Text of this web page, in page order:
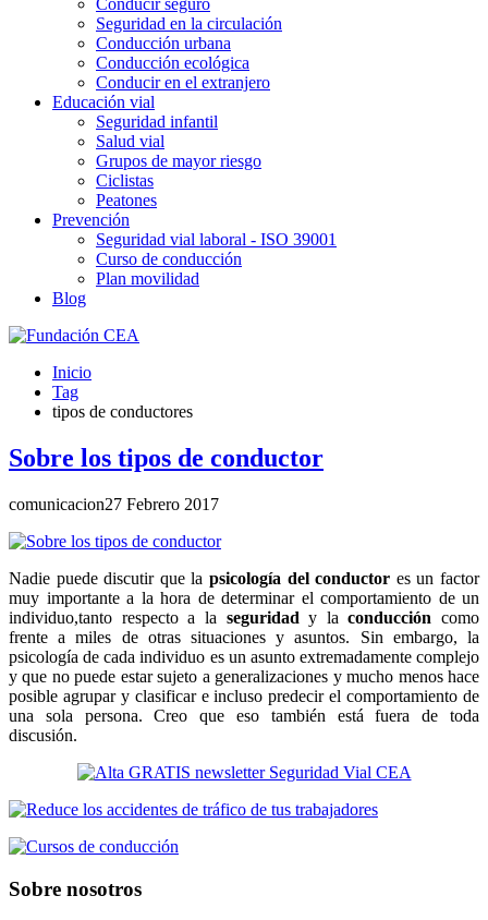
Conducir seguro
Seguridad en la circulación
Conducción urbana
Conducción ecológica
Conducir en el extranjero
Educación vial
Seguridad infantil
Salud vial
Grupos de mayor riesgo
Ciclistas
Peatones
Prevención
Seguridad vial laboral - ISO 39001
Curso de conducción
Plan movilidad
Blog
Inicio
Tag
tipos de conductores
Sobre los tipos de conductor
comunicacion27 Febrero 2017
Nadie puede discutir que la psicología del conductor es un factor
muy importante a la hora de determinar el comportamiento de un
individuo,tanto respecto a la seguridad y laconducción como
frente a miles de otras situaciones y asuntos. Sin embargo, la
psicología de cada individuo es un asunto extremadamente complejo
y que no puede estar sujeto a generalizaciones y mucho menos hace
posible agrupar y clasificar e incluso predecir el comportamiento de
una sola persona. Creo que eso también está fuera de toda
discusión.
Sobre nosotros